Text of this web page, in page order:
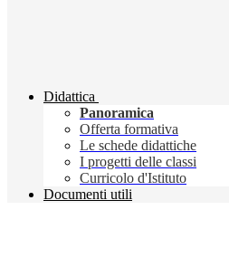
Didattica
Panoramica
Offerta formativa
Le schede didattiche
I progetti delle classi
Curricolo d'Istituto
Documenti utili